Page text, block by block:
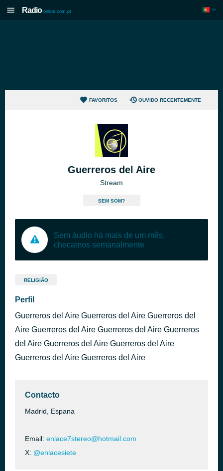
Radio online.com.pt
FAVORITOS OUVIDO RECENTEMENTE
Guerreros del Aire
Stream
SEM SOM?
Sem áudio há mais de um mês,
checamos semanalmente
RELIGIÃO
Perfil
Guerreros del Aire Guerreros del Aire Guerreros del
Aire Guerreros del Aire Guerreros del Aire Guerreros
del Aire Guerreros del Aire Guerreros del Aire
Guerreros del Aire Guerreros del Aire
Contacto
Madrid, Espana
Email: enlace7stereo@hotmail.com
X: @enlacesiete